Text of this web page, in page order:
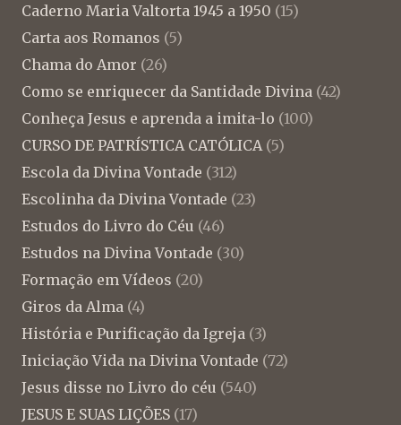
Caderno Maria Valtorta 1945 a 1950 (15)
Carta aos Romanos (5)
Chama do Amor (26)
Como se enriquecer da Santidade Divina (42)
Conheça Jesus e aprenda a imita-lo (100)
CURSO DE PATRÍSTICA CATÓLICA (5)
Escola da Divina Vontade (312)
Escolinha da Divina Vontade (23)
Estudos do Livro do Céu (46)
Estudos na Divina Vontade (30)
Formação em Vídeos (20)
Giros da Alma (4)
História e Purificação da Igreja (3)
Iniciação Vida na Divina Vontade (72)
Jesus disse no Livro do céu (540)
JESUS E SUAS LIÇÕES (17)